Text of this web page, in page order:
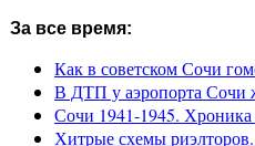
За все время:
Как в советском Сочи
В ДТП у аэропорта Сочи
Сочи 1941-1945.
Хитрые схемы